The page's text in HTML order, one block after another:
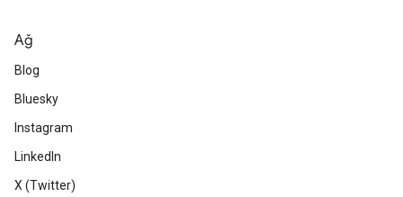
Ağ
Blog
Bluesky
Instagram
LinkedIn
X (Twitter)